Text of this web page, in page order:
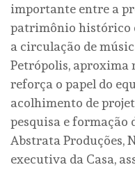
importante entre a
patrimônio histórico
a circulação de
Petrópolis, aproxima
reforça o papel do
acolhimento de
pesquisa e formação
Abstrata Produções,
executiva da Casa,